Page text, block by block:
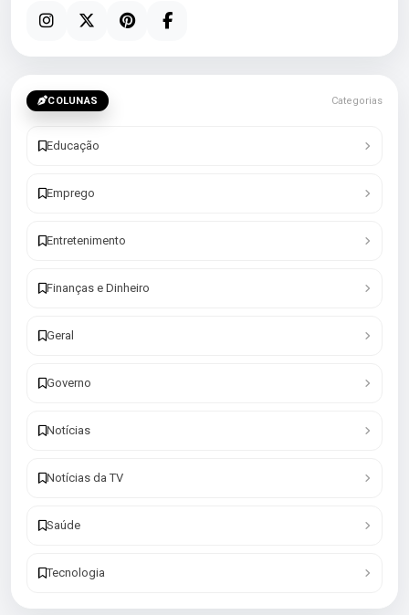
COLUNAS Categorias
Educação
Emprego
Entretenimento
Finanças e Dinheiro
Geral
Governo
Notícias
Notícias da TV
Saúde
Tecnologia